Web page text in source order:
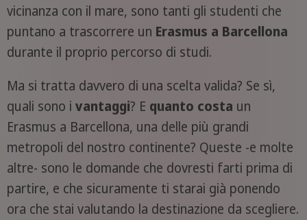
vicinanza con il mare, sono tanti gli studenti che
puntano a trascorrere un Erasmus a Barcellona
durante il proprio percorso di studi.
Ma si tratta davvero di una scelta valida? Se sì,
quali sono i vantaggi? E quanto costa un
Erasmus a Barcellona, una delle più grandi
metropoli del nostro continente? Queste -e molte
altre- sono le domande che dovresti farti prima di
partire, e che sicuramente ti starai già ponendo
ora che stai valutando la destinazione da scegliere.